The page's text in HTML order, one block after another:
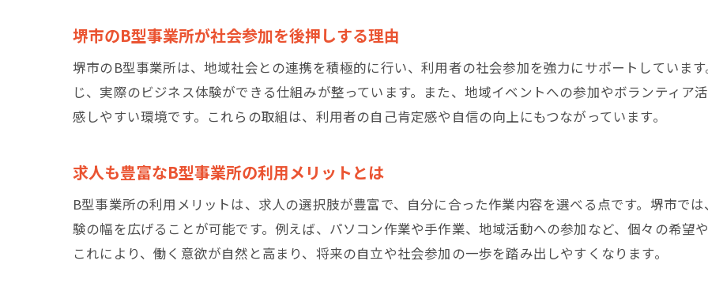
B型事業所で自信を育む支援内容とは何か
地域社会とのつながりを重視したB型事業所
さまざまな作業体験ができるB型事業所の特徴
パソコン作業も充実したB型の作業内容を紹介
B型事業所で学べるパソコン作業の具体例
パソコン作業が得意な方におすすめのB型事業所
就労継続支援B型で身につくITスキルとは
堺市のB型事業所が社会参加を後押しする理由
堺市のB型事業所は、地域社会との連携を積極的に行い、利用者の社会参加を強力にサポートしていま
じ、実際のビジネス体験ができる仕組みが整っています。また、地域イベントへの参加やボランティア
感しやすい環境です。これらの取組は、利用者の自己肯定感や自信の向上にもつながっています。
求人も豊富なB型事業所の利用メリットとは
B型事業所の利用メリットは、求人の選択肢が豊富で、自分に合った作業内容を選べる点です。堺市で
験の幅を広げることが可能です。例えば、パソコン作業や手作業、地域活動への参加など、個々の希望
これにより、働く意欲が自然と高まり、将来の自立や社会参加の一歩を踏み出しやすくなります。